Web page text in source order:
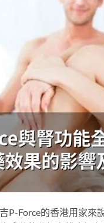
P-Force的香港用家